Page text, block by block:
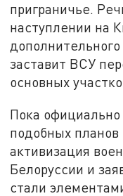
приграничье.
наступлении на
заставит ВСУ
основных
Пока
подобных
активизация
Белоруссии и
стали